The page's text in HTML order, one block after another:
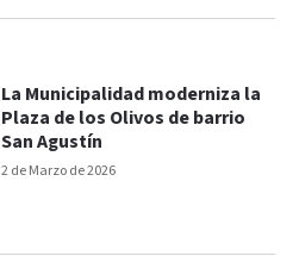
2 de Marzo de 2026
La Municipalidad moderniza la
Plaza de los Olivos de barrio
San Agustín